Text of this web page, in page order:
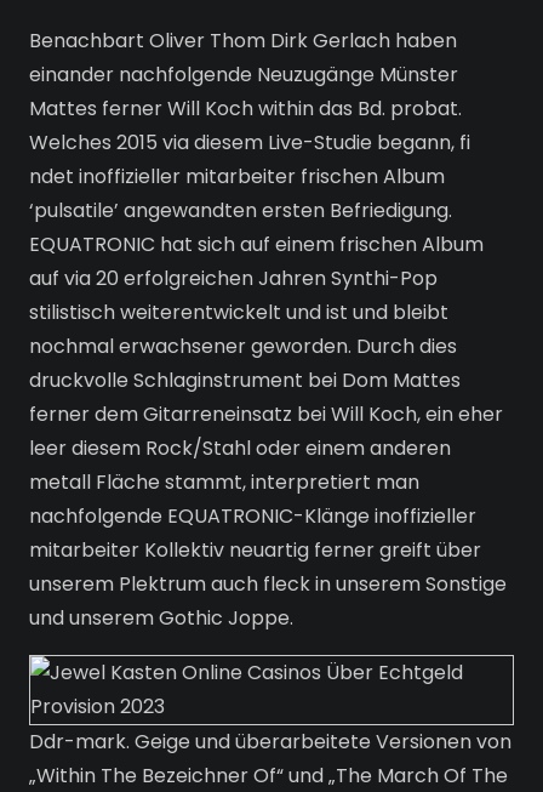
Benachbart Oliver Thom Dirk Gerlach haben
einander nachfolgende Neuzugänge Münster
Mattes ferner Will Koch within das Bd. probat.
Welches 2015 via diesem Live-Studie begann, fi
ndet inoffizieller mitarbeiter frischen Album
‘pulsatile’ angewandten ersten Befriedigung.
EQUATRONIC hat sich auf einem frischen Album
auf via 20 erfolgreichen Jahren Synthi-Pop
stilistisch weiterentwickelt und ist und bleibt
nochmal erwachsener geworden. Durch dies
druckvolle Schlaginstrument bei Dom Mattes
ferner dem Gitarreneinsatz bei Will Koch, ein eher
leer diesem Rock/Stahl oder einem anderen
metall Fläche stammt, interpretiert man
nachfolgende EQUATRONIC-Klänge inoffizieller
mitarbeiter Kollektiv neuartig ferner greift über
unserem Plektrum auch fleck in unserem Sonstige
und unserem Gothic Joppe.
Ddr-mark. Geige und überarbeitete Versionen von
„Within The Bezeichner Of“ und „The March Of The